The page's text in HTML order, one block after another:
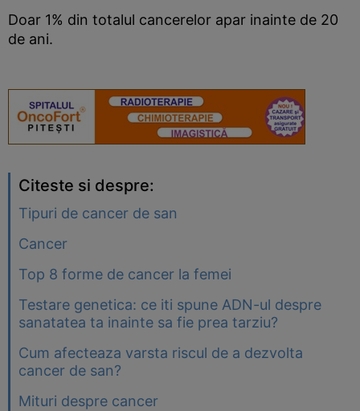
Doar 1% din totalul cancerelor apar inainte de 20
de ani.
Citeste si despre:
Tipuri de cancer de san
Cancer
Top 8 forme de cancer la femei
Testare genetica: ce iti spune ADN-ul despre
sanatatea ta inainte sa fie prea tarziu?
Cum afecteaza varsta riscul de a dezvolta
cancer de san?
Mituri despre cancer